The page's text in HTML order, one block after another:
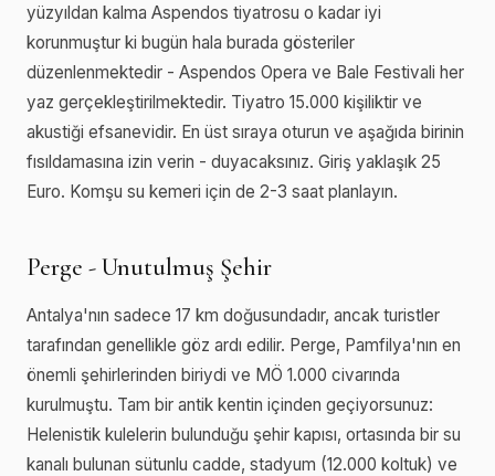
yüzyıldan kalma Aspendos tiyatrosu o kadar iyi
korunmuştur ki bugün hala burada gösteriler
düzenlenmektedir - Aspendos Opera ve Bale Festivali her
yaz gerçekleştirilmektedir. Tiyatro 15.000 kişiliktir ve
akustiği efsanevidir. En üst sıraya oturun ve aşağıda birinin
fısıldamasına izin verin - duyacaksınız. Giriş yaklaşık 25
Euro. Komşu su kemeri için de 2-3 saat planlayın.
Perge - Unutulmuş Şehir
Antalya'nın sadece 17 km doğusundadır, ancak turistler
tarafından genellikle göz ardı edilir. Perge, Pamfilya'nın en
önemli şehirlerinden biriydi ve MÖ 1.000 civarında
kurulmuştu. Tam bir antik kentin içinden geçiyorsunuz:
Helenistik kulelerin bulunduğu şehir kapısı, ortasında bir su
kanalı bulunan sütunlu cadde, stadyum (12.000 koltuk) ve